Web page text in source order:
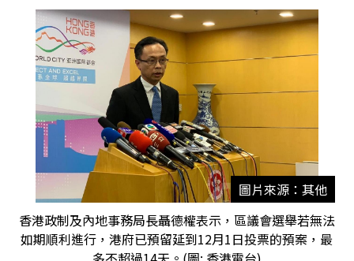
圖片來源：其他
香港政制及內地事務局長聶德權表示，區議會選舉若無法
如期順利進行，港府已預留延到12月1日投票的預案，最